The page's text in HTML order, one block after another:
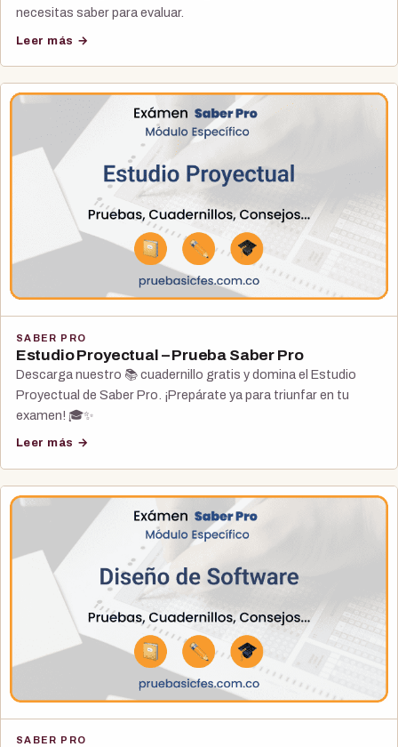
necesitas saber para evaluar.
Leer más →
SABER PRO
Estudio Proyectual – Prueba Saber Pro
Descarga nuestro 📚 cuadernillo gratis y domina el Estudio
Proyectual de Saber Pro. ¡Prepárate ya para triunfar en tu
examen! 🎓✨
Leer más →
SABER PRO